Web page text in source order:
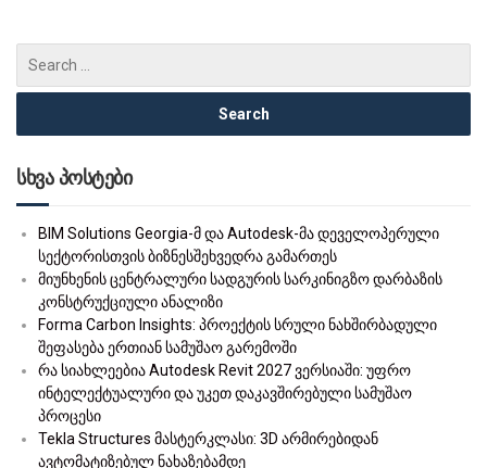
სხვა პოსტები
BIM Solutions Georgia-მ და Autodesk-მა დეველოპერული
სექტორისთვის ბიზნესშეხვედრა გამართეს
მიუნხენის ცენტრალური სადგურის სარკინიგზო დარბაზის
კონსტრუქციული ანალიზი
Forma Carbon Insights: პროექტის სრული ნახშირბადული
შეფასება ერთიან სამუშაო გარემოში
რა სიახლეებია Autodesk Revit 2027 ვერსიაში: უფრო
ინტელექტუალური და უკეთ დაკავშირებული სამუშაო
პროცესი
Tekla Structures მასტერკლასი: 3D არმირებიდან
ავტომატიზებულ ნახაზებამდე